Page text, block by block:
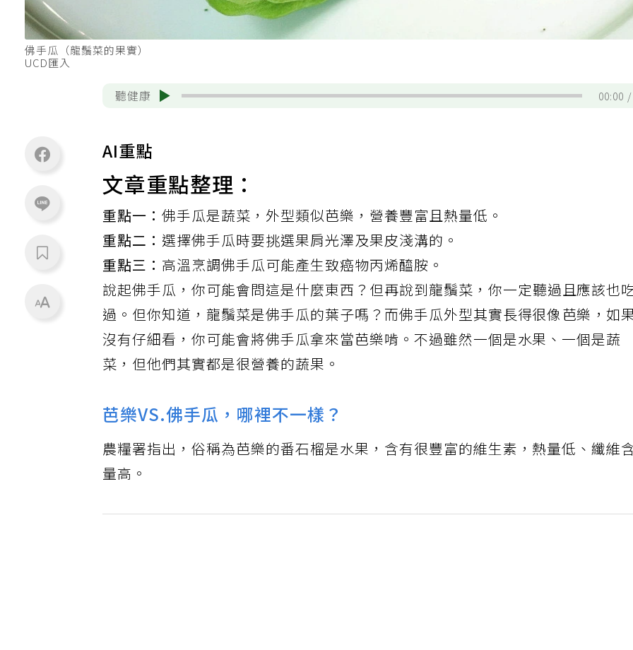
佛手瓜（龍鬚菜的果實）
UCD匯入
聽健康 00:00
AI重點
文章重點整理：
重點一：佛手瓜是蔬菜，外型類似芭樂，營養豐富且熱量低。
重點二： 選擇佛手瓜時要挑選果肩光澤及果皮淺溝的。
重點三： 高溫烹調佛手瓜可能產生致癌物丙烯醯胺。
說起佛手瓜，你可能會問這是什麼東西？但再說到龍鬚菜 ，你一定聽過且應該也
過。但你知道，龍鬚菜是佛手瓜的葉子嗎？而佛手瓜外型其實長得很像芭樂 ，如
沒有仔細看，你可能會將佛手瓜拿來當芭樂啃。不過雖然一個是水果、一個是蔬
菜，但他們其實都是很營養的蔬果。
芭樂VS.佛手瓜，哪裡不一樣？
農糧署指出，俗稱為芭樂的番石榴是水果，含有很豐富的維生素，熱量低、纖維
量高。